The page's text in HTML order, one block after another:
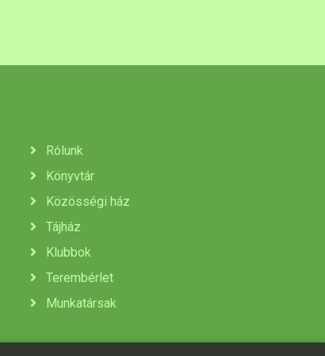
Rólunk
Könyvtár
Közösségi ház
Tájház
Klubbok
Terembérlet
Munkatársak